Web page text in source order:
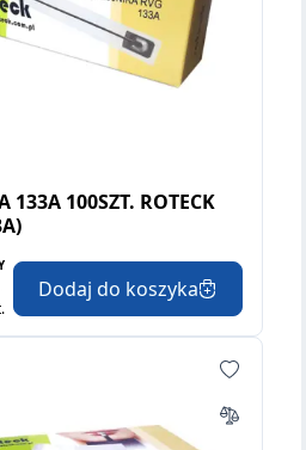
133A 100SZT. ROTECK
Dodaj do koszyka